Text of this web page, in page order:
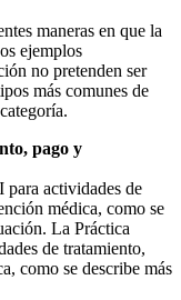
maneras en que la
ejemplos
no pretenden ser
más comunes de
pago y
actividades de
médica, como se
La Práctica
de tratamiento,
como se describe más